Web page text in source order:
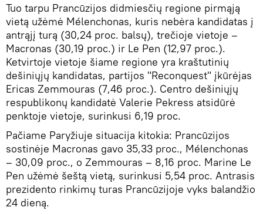
Tuo tarpu Prancūzijos didmiesčių regione pirmąją
vietą užėmė Mélenchonas, kuris nebėra kandidatas į
antrąjį turą (30,24 proc. balsų), trečioje vietoje –
Macronas (30,19 proc.) ir Le Pen (12,97 proc.).
Ketvirtoje vietoje šiame regione yra kraštutinių
dešiniųjų kandidatas, partijos "Reconquest" įkūrėjas
Ericas Zemmouras (7,46 proc.). Centro dešiniųjų
respublikonų kandidatė Valerie Pekress atsidūrė
penktoje vietoje, surinkusi 6,19 proc.
Pačiame Paryžiuje situacija kitokia: Prancūzijos
sostinėje Macronas gavo 35,33 proc., Mélenchonas
– 30,09 proc., o Zemmouras – 8,16 proc. Marine Le
Pen užėmė šeštą vietą, surinkusi 5,54 proc. Antrasis
prezidento rinkimų turas Prancūzijoje vyks balandžio
24 dieną.